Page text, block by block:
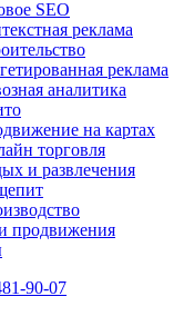
SEO
реклама
реклама
аналитика
на картах
торговля
и развлечения
продвижения
90-07